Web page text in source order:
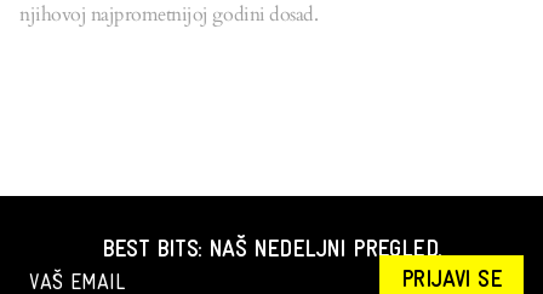
njihovoj najprometnijoj godini dosad.
BEST BITS: NAŠ NEDELJNI PREGLED.
PRIJAVI SE